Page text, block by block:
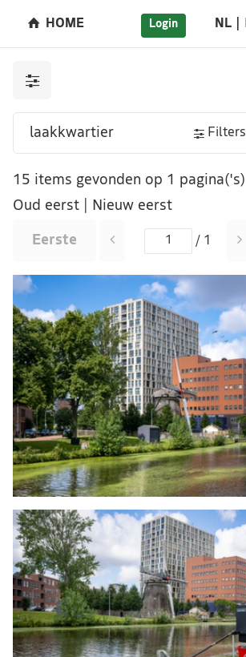
HOME Login NL
Filters
15 items gevonden op 1 pagina('s)
Oud eerst
Nieuw eerst
Eerste / 1